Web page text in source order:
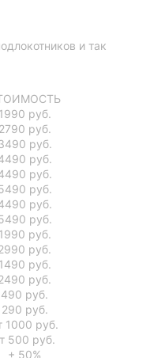
и так
1990 руб.
2790 руб.
руб.
руб.
руб.
руб.
руб.
руб.
1990 руб.
руб.
1490 руб.
руб.
490 руб.
290 руб.
1000 руб.
500 руб.
+ 50%